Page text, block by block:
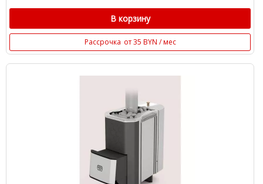
В корзину
Рассрочка от 35 BYN / мес